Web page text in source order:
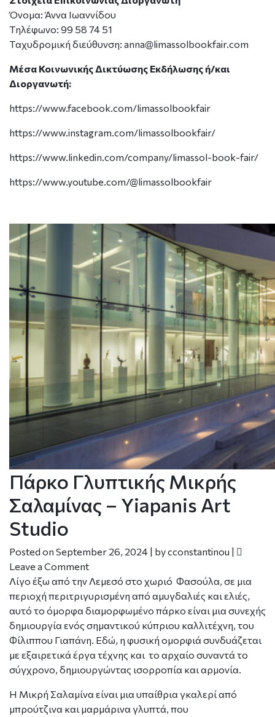
Όνομα: Άννα Ιωαννίδου
Tηλέφωνο: 99 58 74 51
Tαχυδρομική διεύθυνση: anna@limassolbookfair.com
Μέσα Κοινωνικής Δικτύωσης Εκδήλωσης ή/και
Διοργανωτή:
https://www.facebook.com/limassolbookfair
https://www.instagram.com/limassolbookfair/
https://www.linkedin.com/company/limassol-book-fair/
https://www.youtube.com/@limassolbookfair
Πάρκο Γλυπτικής Μικρής
Σαλαμίνας – Yiapanis Art
Studio
Posted on September 26, 2024 | bycconstantinou |
Leave a Comment
Λίγο έξω από την Λεμεσό στο χωριό Φασούλα, σε μια
περιοχή περιτριγυρισμένη από αμυγδαλιές και ελιές,
αυτό το όμορφα διαμορφωμένο πάρκο είναι μια συνεχής
δημιουργία ενός σημαντικού κύπριου καλλιτέχνη, του
Φίλιππου Γιαπάνη. Εδώ, η φυσική ομορφιά συνδυάζεται
με εξαιρετικά έργα τέχνης και το αρχαίο συναντά το
σύγχρονο, δημιουργώντας ισορροπία και αρμονία.
Η Μικρή Σαλαμίνα είναι μια υπαίθρια γκαλερί από
μπρούτζινα και μαρμάρινα γλυπτά, που